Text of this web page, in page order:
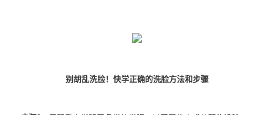
别胡乱洗脸！快学正确的洗脸方法和步骤